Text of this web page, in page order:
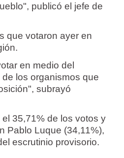
publicó el jefe de
que votaron ayer en
en medio del
los organismos que
subrayó
35,71% de los votos y
Pablo Luque (34,11%),
escrutinio provisorio.